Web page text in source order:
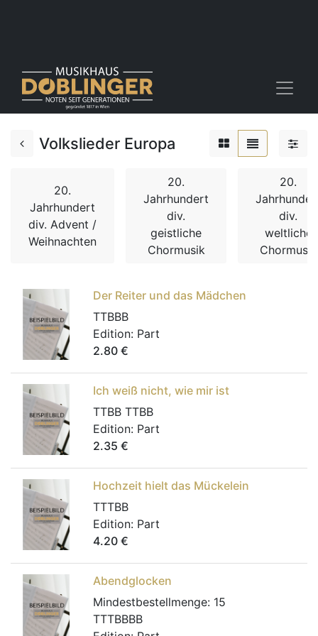
Volkslieder Europa
20.
Jahrhundert
div. Advent /
Weihnachten
20.
Jahrhundert
div.
geistliche
Chormusik
20.
div.
weltliche
Chormusik
Der Reiter und das Mädchen
TTBBB
Edition: Part
2.80 €
Ich weiß nicht, wie mir ist
TTBB TTBB
Edition: Part
2.35 €
Hochzeit hielt das Mückelein
TTTBB
Edition: Part
4.20 €
Abendglocken
Mindestbestellmenge: 15
TTTBBBB